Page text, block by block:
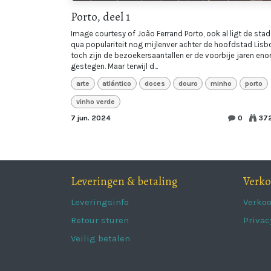
Porto, deel 1
Image courtesy of João Ferrand Porto, ook al ligt de stad
qua populariteit nog mijlenver achter de hoofdstad
toch zijn de bezoekersaantallen er de voorbije jaren
gestegen. Maar terwijl d...
arte atlántico doces douro minho porto
vinho verde
7 jun. 2024
0
Leveringen & betaling
Leveringsinfo
Retour sturen
Veilig betalen